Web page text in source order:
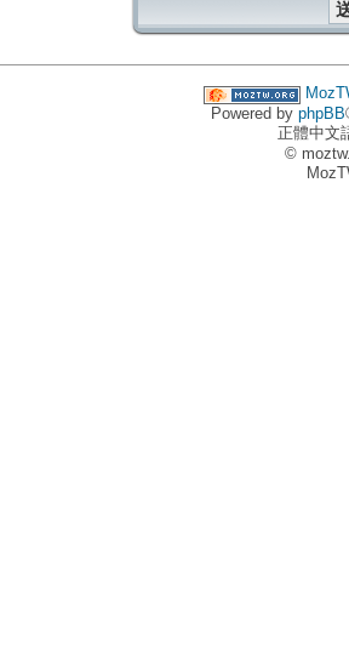
Powered by phpBB
正體中文
©